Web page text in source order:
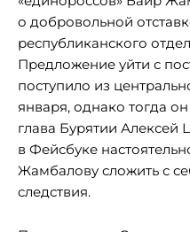
о добровольной
республиканского
Предложение уйти с
поступило из
января, однако тогда
глава Бурятии Алексей
в Фейсбуке
Жамбалову сложить с
следствия.